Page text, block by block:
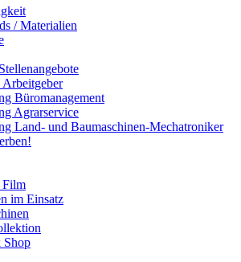
/ Materialien
Büromanagement
Agrarservice
Land- und Baumaschinen-Mechatroniker
im Einsatz